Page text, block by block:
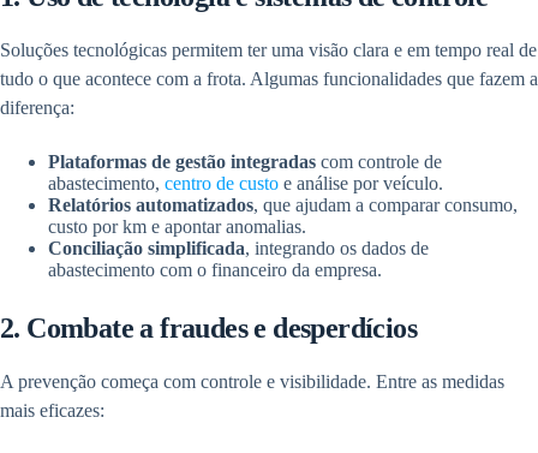
Soluções tecnológicas permitem ter uma visão clara e em tempo real de
tudo o que acontece com a frota. Algumas funcionalidades que fazem a
diferença:
Plataformas de gestão integradas com controle de
abastecimento, centro de custo e análise por veículo.
Relatórios automatizados, que ajudam a comparar consumo,
custo por km e apontar anomalias.
Conciliação simplificada, integrando os dados de
abastecimento com o financeiro da empresa.
2. Combate a fraudes e desperdícios
A prevenção começa com controle e visibilidade. Entre as medidas
mais eficazes: